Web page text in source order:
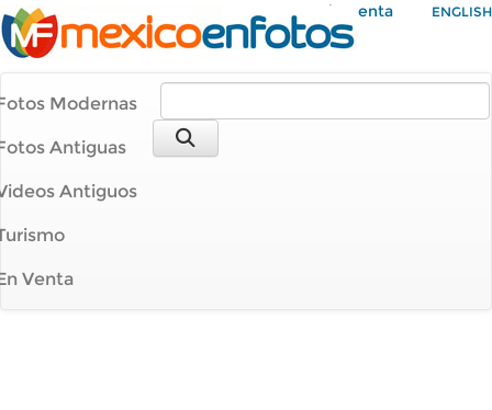
Mi Cuenta ENGLISH
Modernas
Antiguas
Antiguos
Venta